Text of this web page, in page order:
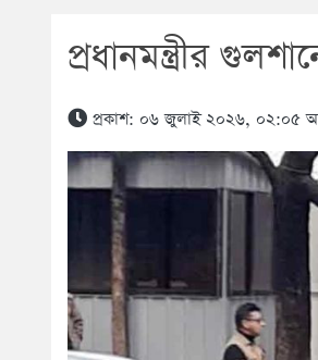
প্রধানমন্ত্রীর
প্রকাশ: ০৬ জুলাই ২০২৬, ০২:০৫